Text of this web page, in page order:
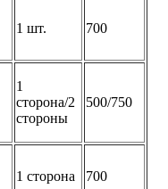
1 шт. 700
1
сторона/2
стороны
500/750
1 сторона 700